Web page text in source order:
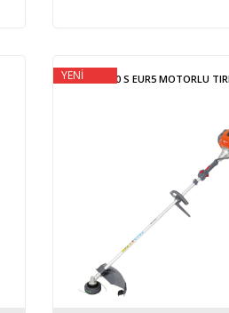
YENİBCH 400 S EUR5 MOTORLU